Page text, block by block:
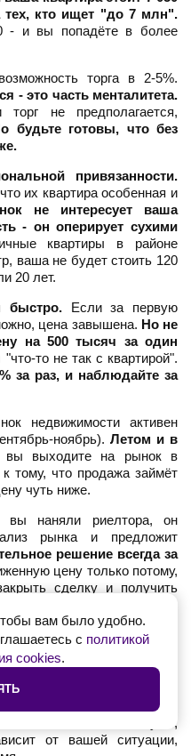
тех, кто ищет "до 7 млн".
- и вы попадёте в более
торга в 2-5%.
- это часть менталитета.
не предполагается,
будьте готовы, что без
привязанности.
их квартира особенная и
не интересует ваша
- он оперирует сухими
квартиры в районе
ваша не будет стоить 120
20 лет.
быстро.Если за первую
цена завышена. Но не
на 500 тысяч за один
то не так с квартирой".
за раз, и наблюдайте за
недвижимости активен
ноябрь).Летом и в
выходите на рынок в
тому, что продажа займёт
чуть ниже.
наняли риелтора, он
рынка и предложит
решение всегда за
цену только потому,
сделку и получить
нужен ли он вам
или нанять
есть свои плюсы и минусы,
от вашей ситуации,
вам было удобно.
с политикой
cookies.